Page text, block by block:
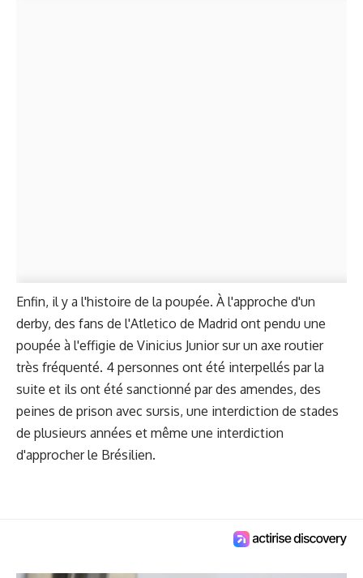
Enfin, il y a l'histoire de la poupée. À l'approche d'un
derby, des fans de l'Atletico de Madrid ont pendu une
poupée à l'effigie de Vinicius Junior sur un axe routier
très fréquenté. 4 personnes ont été interpellés par la
suite et ils ont été sanctionné par des amendes, des
peines de prison avec sursis, une interdiction de stades
de plusieurs années et même une interdiction
d'approcher le Brésilien.